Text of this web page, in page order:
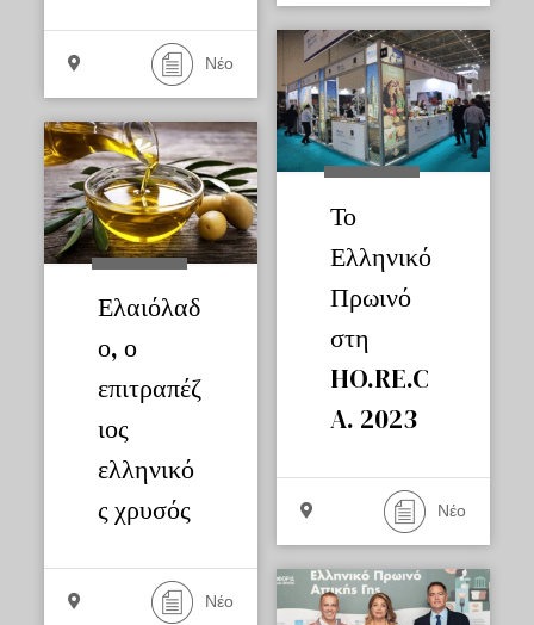
Νέο
Ελαιόλαδ
ο, ο
επιτραπέζ
ιος
ελληνικό
ς χρυσός
Νέο
Το
Ελληνικό
Πρωινό
στη
HO.RE.C
A. 2023
Νέο